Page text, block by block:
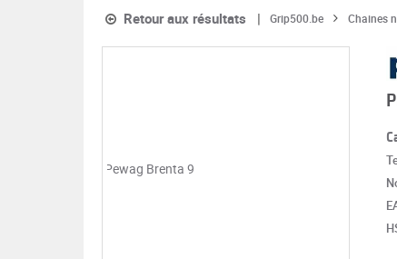
Retour aux résultats Grip500.be Chaines